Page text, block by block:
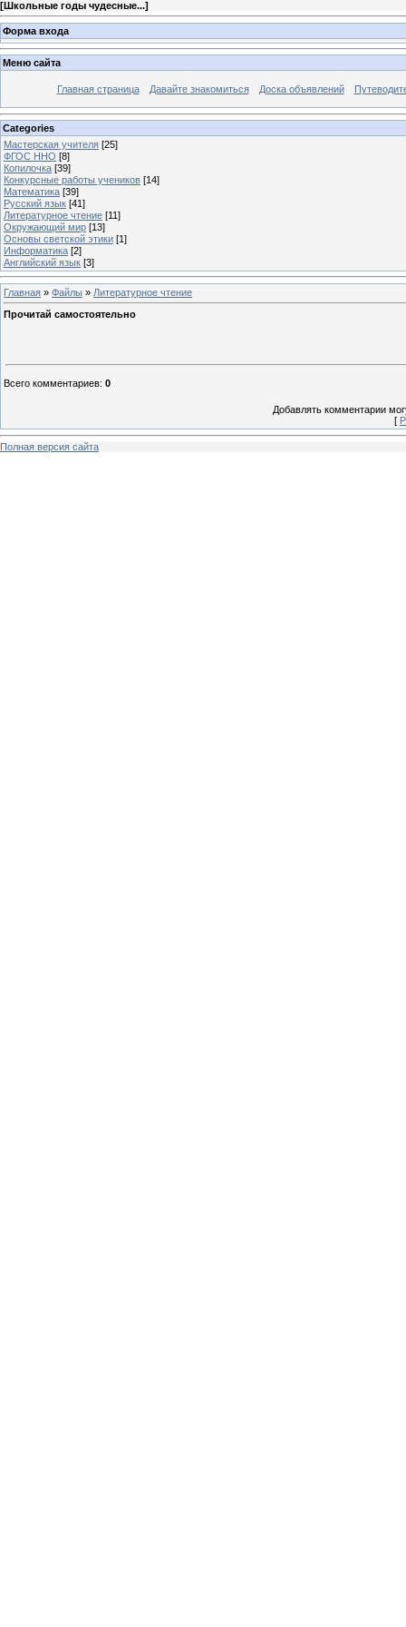
[Школьные годы чудесные...]
Форма входа
Меню сайта
Главная страница Давайте знакомиться Доска объявлений
Categories
Мастерская учителя [25]
ФГОС ННО [8]
Копилочка [39]
Конкурсные работы учеников [14]
Математика [39]
Русский язык [41]
Литературное чтение [11]
Окружающий мир [13]
Основы светской этики [1]
Информатика [2]
Английский язык [3]
Главная » Файлы » Литературное чтение
Прочитай самостоятельно
Всего комментариев: 0
Добавлять комментарии
[
Полная версия сайта